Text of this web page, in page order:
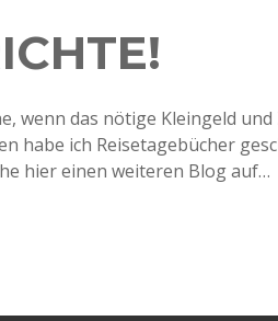
wenn das nötige Kleingeld
habe ich Reisetagebücher
hier einen weiteren Blog auf…